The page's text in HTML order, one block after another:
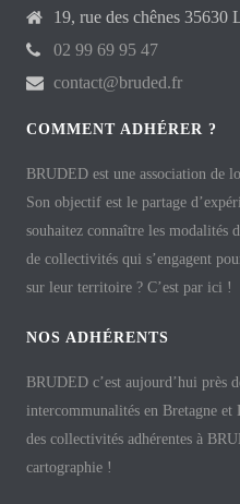
19, rue des chênes 35630
02 99 69 95 47
contact@bruded.fr
COMMENT ADHÉRER ?
BRUDED est une association de
Son objectif est le partage
souhaitez connaître les modalités
de collectivités qui s’engagent
sur leur territoire ? C’est par ici !
NOS ADHÉRENTS
BRUDED c’est aujourd’hui près
intercommunalités en Bretagne
des collectivités adhérentes à
cartographie !